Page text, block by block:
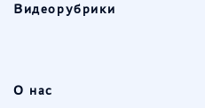
Видеорубрики
О нас